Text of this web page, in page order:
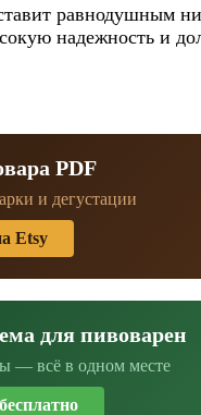
равнодушным ни
надежность и
PDF
и дегустации
Etsy
для пивоварен
— всё в одном месте